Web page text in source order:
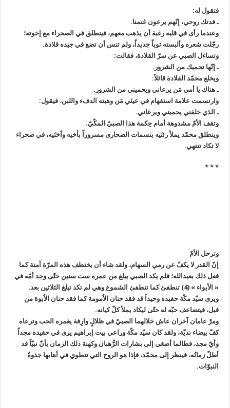
فتقول له:
ـ فدتك روحي، إنّهم يرعون غنمنا.
وعندما رأى في قلبه رغبة أن يذهب معهم، فينطلق في الصحراء مع إخوته؛
رجّلت شعره وألبسته ثوباً جديداً، ولم تنس أن تضع في جيده قلادة.
وتساءل الصبي عن سرّ القلادة، فقالت:
ـ إنّها تحميك من الشرور.
ويخلع محمّد القلادة قائلاً:
ـ هناك يا أمي مَن يرعاني ويحميني من الشرور.
وارتسمت علامة استفهام في عينَي مَن وهبته الدفء واللبن، فيقول:
ـ الذي خلقني يحميني ويرعاني.
وتقف الأمّ مشدوهة أمام حِكمة هذا الصبيّ المكّيّ.
وينطلق محمّد يملأ رئتَيه بنسمات الصحارى مسروراً بأخيه وأختَيه، في صحراء
لا تكاد تنتهي.
* * *
وترحل الأمّ
إنّ القدر لا يكفّ عن رمي السهام، ولقد شاء أن يختطف هذه المرّة آمنة كما
فعل ذلك بعبدالله؛ فلم يكد الصبي يبلغ من عمره ست سنين حتّى وجد أمّه في
« الأبواء » (4) تنطفئ كما تنطفئ الشموع وهي لم تكد تبلغ الثلاثين بعد.
ويرى سيّد مكّة حفيده وحيداً قد فقد حنان الاُمومة كما فقد حنان الاُبوة من
قبل، فيتضاعف حبّه له حتّى ليكاد يملأ كلّ كيانه.
ومرّ عامان آخران عاش خلالهما الصبيّ في ظلالٍ وارِفة يغمره الحب وترعاه
كفّ بيضاء نديّة، ولقد كان سيّد مكّة وراعي بيت إبراهيم يرى في حفيده مجداً
وأيّ مجد، فطالما أصغى إلى بشارات الرُّهبان وكهنة ذلك الزمان بأنّ نبيّاً قد
أطلّ زمانُه، فينظر إلى محمّد، فإذا هو الروح التي تنطوي في أهابها جذوةُ
النبوّات.